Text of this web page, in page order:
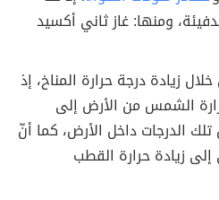
ومنها: غاز ثاني أكسيد
زيادة درجة حرارة المناخ، إذ
الشمس من الأرض إلى
الدرجات داخل الأرض، كما أنّ
إلى زيادة حرارة القطب